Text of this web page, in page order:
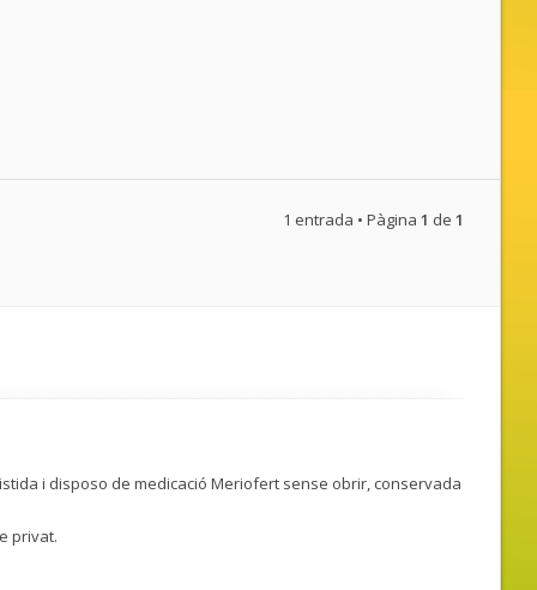
1 entrada • Pàgina 1 de 1
i disposo de medicació Meriofert sense obrir, conservada
privat.